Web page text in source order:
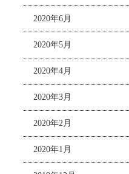
2020年6月
2020年5月
2020年4月
2020年3月
2020年2月
2020年1月